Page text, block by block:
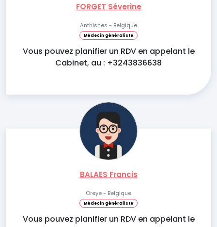
FORGET Séverine
Anthisnes - Belgique
Médecin généraliste
Vous pouvez planifier un RDV en appelant le
Cabinet, au : +3243836638
BALAES Francis
Oreye - Belgique
Médecin généraliste
Vous pouvez planifier un RDV en appelant le